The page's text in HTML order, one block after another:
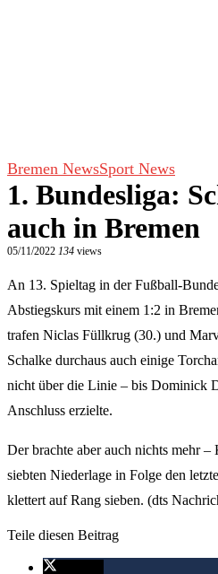
Bremen NewsSport News
1. Bundesliga:
auch in Bremen
05/11/2022 134 views
An 13. Spieltag in der Fußball-
Abstiegskurs mit einem 1:2 in
trafen Niclas Füllkrug (30.) und
Schalke durchaus auch einige
nicht über die Linie – bis Dominick
Anschluss erzielte.
Der brachte aber auch nichts mehr
siebten Niederlage in Folge den
klettert auf Rang sieben. (dts
Teile diesen Beitrag